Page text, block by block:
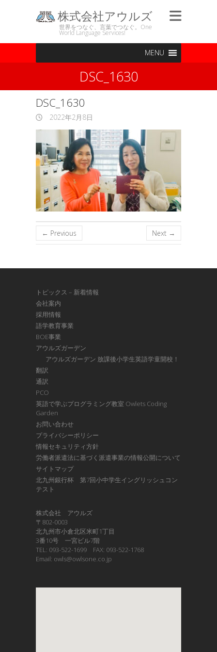
株式会社アウルズ
世界をつなぐ、言葉でつなぐ。One
World Language Services!
MENU
DSC_1630
DSC_1630
2022年2月8日
← Previous Next →
トピックス – 新着情報
会社案内
採用情報
語学教育事業
BOE事業
アウルズガーデン
アウルズガーデン 放課後小学生英語学童開校！
翻訳
通訳
PCO
英語で学ぶプログラミング教室 Owlets Coding
Garden
お問い合わせ
プライバシーポリシー
情報セキュリティ方針
労働者派遣法に基づく派遣事業の情報公開について
サイトマップ
北九州銀行杯 第7回小中学生イングリッシュコン
テスト
株式会社 アウルズ
〒802-0003
北九州市小倉北区米町1丁目
3番10号 一宮ビル7階
TEL: 093-522-1699 FAX: 093-522-1768
Email: owls@owlsone.co.jp